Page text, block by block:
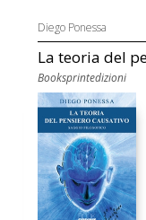
Diego Ponessa
La teoria del
Booksprintedizioni